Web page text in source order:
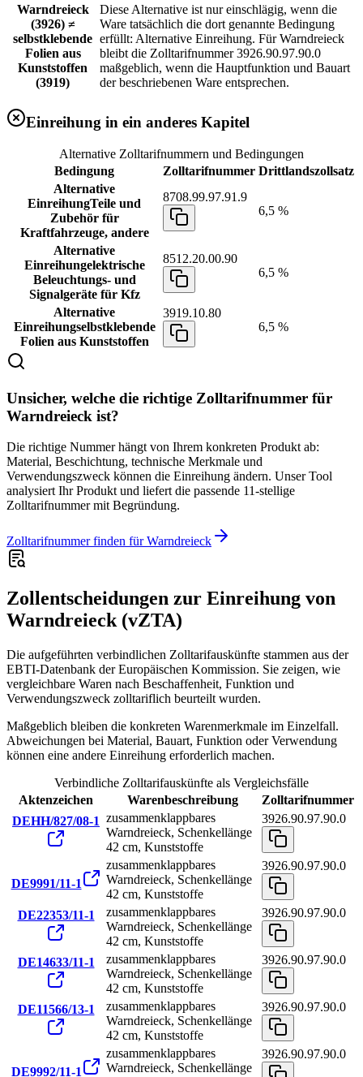
Warndreieck
(3926) ≠
selbstklebende
Folien aus
Kunststoffen
(3919)
Diese Alternative ist nur einschlägig, wenn die
Ware tatsächlich die dort genannte Bedingung
erfüllt: Alternative Einreihung. Für Warndreieck
bleibt die Zolltarifnummer 3926.90.97.90.0
maßgeblich, wenn die Hauptfunktion und Bauart
der beschriebenen Ware entsprechen.
Einreihung in ein anderes Kapitel
Alternative Zolltarifnummern und Bedingungen
Bedingung
Zolltarifnummer Drittlandszollsatz
Alternative
EinreihungTeile und
Zubehör für
Kraftfahrzeuge, andere
8708.99.97.91.9
6,5 %
Alternative
Einreihungelektrische
Beleuchtungs- und
Signalgeräte für Kfz
8512.20.00.90
6,5 %
Alternative
Einreihungselbstklebende
Folien aus Kunststoffen
3919.10.80
6,5 %
Unsicher, welche die richtige Zolltarifnummer für
Warndreieck ist?
Die richtige Nummer hängt von Ihrem konkreten Produkt ab:
Material, Beschichtung, technische Merkmale und
Verwendungszweck können die Einreihung ändern. Unser Tool
analysiert Ihr Produkt und liefert die passende 11-stellige
Zolltarifnummer mit Begründung.
Zolltarifnummer finden für Warndreieck
Zollentscheidungen zur Einreihung von
Warndreieck (vZTA)
Die aufgeführten verbindlichen Zolltarifauskünfte stammen aus der
EBTI-Datenbank der Europäischen Kommission. Sie zeigen, wie
vergleichbare Waren nach Beschaffenheit, Funktion und
Verwendungszweck zolltariflich beurteilt wurden.
Maßgeblich bleiben die konkreten Warenmerkmale im Einzelfall.
Abweichungen bei Material, Bauart, Funktion oder Verwendung
können eine andere Einreihung erforderlich machen.
Verbindliche Zolltarifauskünfte als Vergleichsfälle
Aktenzeichen
Warenbeschreibung
Zolltarifnummer
DEHH/827/08-1 zusammenklappbares
Warndreieck, Schenkellänge
42 cm, Kunststoffe
3926.90.97.90.0
DE9991/11-1
zusammenklappbares
Warndreieck, Schenkellänge
42 cm, Kunststoffe
3926.90.97.90.0
DE22353/11-1
zusammenklappbares
Warndreieck, Schenkellänge
42 cm, Kunststoffe
3926.90.97.90.0
DE14633/11-1
zusammenklappbares
Warndreieck, Schenkellänge
42 cm, Kunststoffe
3926.90.97.90.0
DE11566/13-1
zusammenklappbares
Warndreieck, Schenkellänge
42 cm, Kunststoffe
3926.90.97.90.0
DE9992/11-1
zusammenklappbares
Warndreieck, Schenkellänge
3926.90.97.90.0